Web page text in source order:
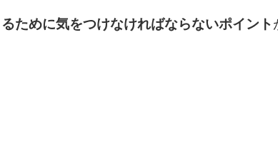
未成年でもお金
ために気をつけなければならないポイント